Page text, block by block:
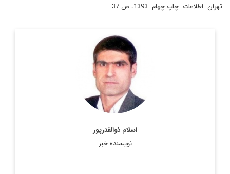
تهران. اطلاعات. چاپ چهام. 1393، ص 37
اسلام ذوالقدرپور
نویسنده خبر
کارشناس ارشد مسائل سیاسی و بین الملل و دکترای
سیاستگذاری عمومی
اطلاعات بیشتر